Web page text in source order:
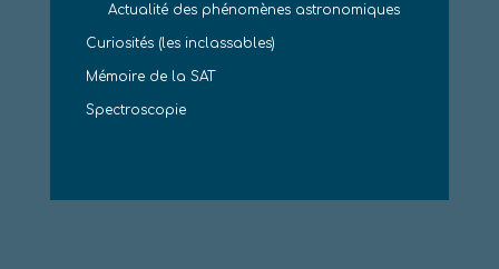
Actualité des phénomènes astronomiques
Curiosités (les inclassables)
Mémoire de la SAT
Spectroscopie